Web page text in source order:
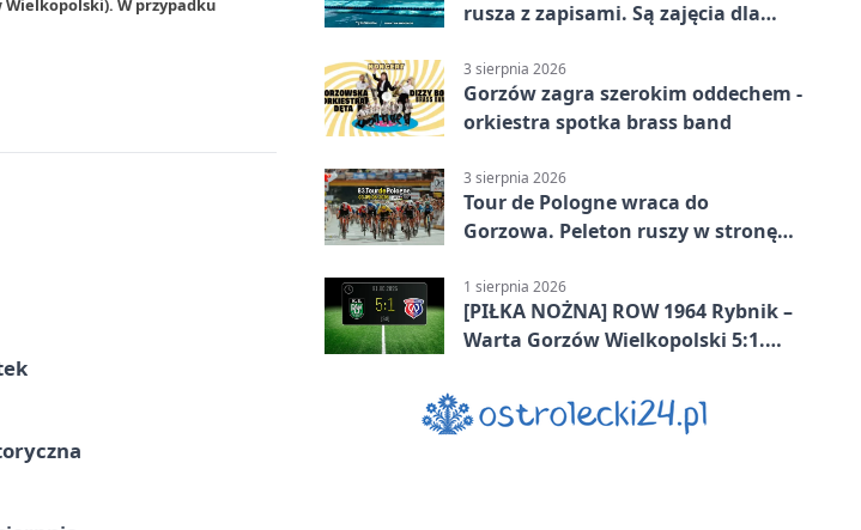
rusza z zapisami. Są zajęcia dla
3 sierpnia 2026
Gorzów zagra szerokim oddechem -
orkiestra spotka brass band
3 sierpnia 2026
Tour de Pologne wraca do
Gorzowa. Peleton ruszy w stronę
1 sierpnia 2026
[PIŁKA NOŻNA] ROW 1964 Rybnik –
Warta Gorzów Wielkopolski 5:1.
Lidze Grupa 3 (Grupa III)